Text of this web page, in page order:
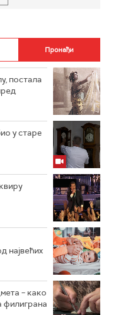
постала
у старе
највећих
– како
филиграна